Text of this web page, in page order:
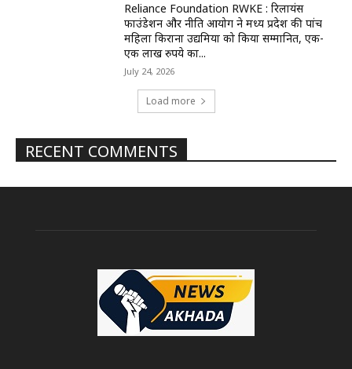
Reliance Foundation RWKE : रिलायंस
फाउंडेशन और नीति आयोग ने मध्य प्रदेश की पांच
महिला किराना उद्यमियों को किया सम्मानित, एक-
एक लाख रुपये का...
July 24, 2026
Load more
RECENT COMMENTS